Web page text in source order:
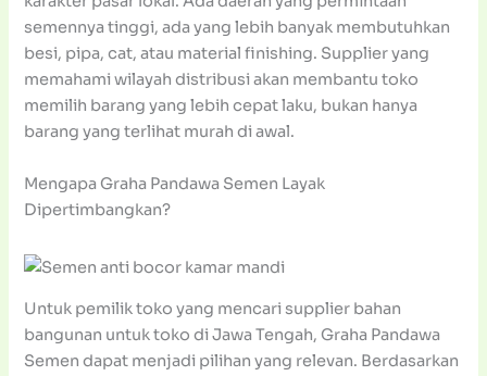
semennya tinggi, ada yang lebih banyak membutuhkan
besi, pipa, cat, atau material finishing. Supplier yang
memahami wilayah distribusi akan membantu toko
memilih barang yang lebih cepat laku, bukan hanya
barang yang terlihat murah di awal.
Mengapa Graha Pandawa Semen Layak
Dipertimbangkan?
Untuk pemilik toko yang mencari supplier bahan
bangunan untuk toko di Jawa Tengah, Graha Pandawa
Semen dapat menjadi pilihan yang relevan. Berdasarkan